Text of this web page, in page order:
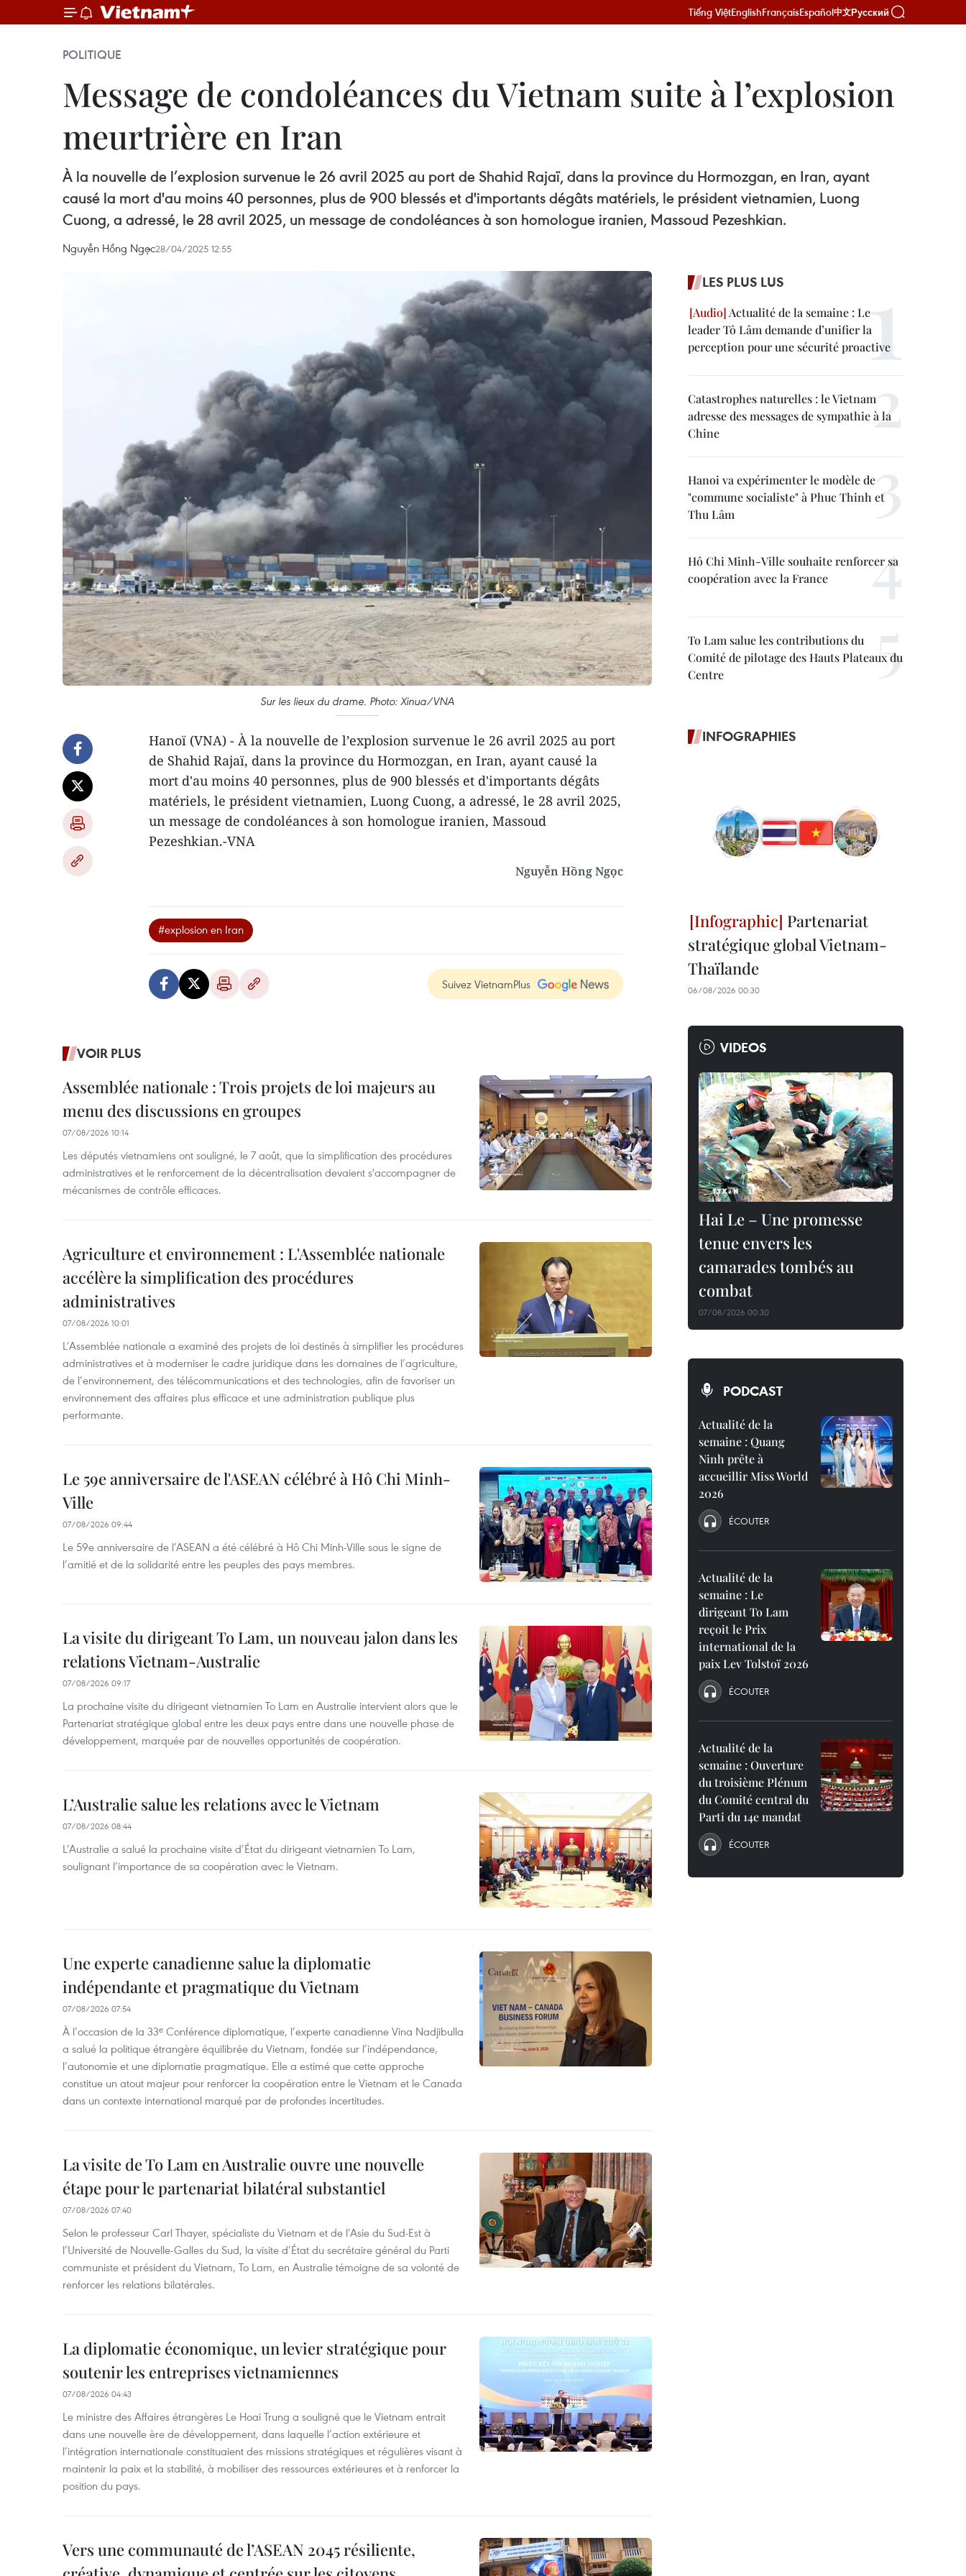
Tiếng ViệtEnglishFrançaisEspañol中文Русский
POLITIQUE
Message de condoléances du Vietnam suite à l’explosion
meurtrière en Iran
À la nouvelle de l’explosion survenue le 26 avril 2025 au port de Shahid Rajaï, dans la province du Hormozgan, en Iran, ayant
causé la mort d'au moins 40 personnes, plus de 900 blessés et d'importants dégâts matériels, le président vietnamien, Luong
Cuong, a adressé, le 28 avril 2025, un message de condoléances à son homologue iranien, Massoud Pezeshkian.
Nguyễn Hồng Ngọc28/04/2025 12:55
Sur les lieux du drame. Photo: Xinua/VNA
Hanoï (VNA) - À la nouvelle de l’explosion survenue le 26 avril 2025 au port
de Shahid Rajaï, dans la province du Hormozgan, en Iran, ayant causé la
mort d'au moins 40 personnes, plus de 900 blessés et d'importants dégâts
matériels, le président vietnamien, Luong Cuong, a adressé, le 28 avril 2025,
un message de condoléances à son homologue iranien, Massoud
Pezeshkian.-VNA
Nguyễn Hồng Ngọc
#explosion en Iran
Suivez VietnamPlus
VOIR PLUS
Assemblée nationale : Trois projets de loi majeurs au
menu des discussions en groupes
07/08/2026 10:14
Les députés vietnamiens ont souligné, le 7 août, que la simplification des procédures
administratives et le renforcement de la décentralisation devaient s'accompagner de
mécanismes de contrôle efficaces.
Agriculture et environnement : L'Assemblée nationale
accélère la simplification des procédures
administratives
07/08/2026 10:01
L’Assemblée nationale a examiné des projets de loi destinés à simplifier les procédures
administratives et à moderniser le cadre juridique dans les domaines de l’agriculture,
de l’environnement, des télécommunications et des technologies, afin de favoriser un
environnement des affaires plus efficace et une administration publique plus
performante.
Le 59e anniversaire de l'ASEAN célébré à Hô Chi Minh-
Ville
07/08/2026 09:44
Le 59e anniversaire de l’ASEAN a été célébré à Hô Chi Minh-Ville sous le signe de
l’amitié et de la solidarité entre les peuples des pays membres.
La visite du dirigeant To Lam, un nouveau jalon dans les
relations Vietnam-Australie
07/08/2026 09:17
La prochaine visite du dirigeant vietnamien To Lam en Australie intervient alors que le
Partenariat stratégique global entre les deux pays entre dans une nouvelle phase de
développement, marquée par de nouvelles opportunités de coopération.
L’Australie salue les relations avec le Vietnam
07/08/2026 08:44
L’Australie a salué la prochaine visite d’État du dirigeant vietnamien To Lam,
soulignant l’importance de sa coopération avec le Vietnam.
Une experte canadienne salue la diplomatie
indépendante et pragmatique du Vietnam
07/08/2026 07:54
À l’occasion de la 33ᵉ Conférence diplomatique, l’experte canadienne Vina Nadjibulla
a salué la politique étrangère équilibrée du Vietnam, fondée sur l’indépendance,
l’autonomie et une diplomatie pragmatique. Elle a estimé que cette approche
constitue un atout majeur pour renforcer la coopération entre le Vietnam et le Canada
dans un contexte international marqué par de profondes incertitudes.
La visite de To Lam en Australie ouvre une nouvelle
étape pour le partenariat bilatéral substantiel
07/08/2026 07:40
Selon le professeur Carl Thayer, spécialiste du Vietnam et de l’Asie du Sud-Est à
l’Université de Nouvelle-Galles du Sud, la visite d’État du secrétaire général du Parti
communiste et président du Vietnam, To Lam, en Australie témoigne de sa volonté de
renforcer les relations bilatérales.
La diplomatie économique, un levier stratégique pour
soutenir les entreprises vietnamiennes
07/08/2026 04:43
Le ministre des Affaires étrangères Le Hoai Trung a souligné que le Vietnam entrait
dans une nouvelle ère de développement, dans laquelle l’action extérieure et
l’intégration internationale constituaient des missions stratégiques et régulières visant à
maintenir la paix et la stabilité, à mobiliser des ressources extérieures et à renforcer la
position du pays.
Vers une communauté de l’ASEAN 2045 résiliente,
LES PLUS LUS
Actualité de la semaine : Le
leader Tô Lâm demande d’unifier la
perception pour une sécurité proactive
Catastrophes naturelles : le Vietnam
adresse des messages de sympathie à la
Chine
Hanoi va expérimenter le modèle de
"commune socialiste" à Phuc Thinh et
Thu Lâm
Hô Chi Minh-Ville souhaite renforcer sa
coopération avec la France
To Lam salue les contributions du
Comité de pilotage des Hauts Plateaux du
Centre
INFOGRAPHIES
Partenariat
stratégique global Vietnam-
Thaïlande
06/08/2026 00:30
VIDEOS
Hai Le – Une promesse
tenue envers les
camarades tombés au
combat
07/08/2026 00:30
PODCAST
Actualité de la
semaine : Quang
Ninh prête à
accueillir Miss World
2026
ÉCOUTER
Actualité de la
semaine : Le
dirigeant To Lam
reçoit le Prix
international de la
paix Lev Tolstoï 2026
ÉCOUTER
Actualité de la
semaine : Ouverture
du troisième Plénum
du Comité central du
Parti du 14e mandat
ÉCOUTER